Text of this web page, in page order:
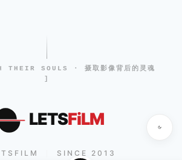
THEIR SOULS · 摄取影像背后的灵魂
]
LETSFiLM
SINCE 2013